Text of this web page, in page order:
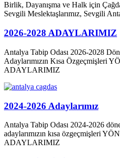
Birlik, Dayanışma ve Halk için
Sevgili Meslektaşlarımız, Sevgili
2026-2028 ADAYLARIMIZ
Antalya Tabip Odası 2026-2028
Adaylarımızın Kısa Özgeçmişleri
ADAYLARIMIZ
2024-2026 Adaylarımız
Antalya Tabip Odası 2024-2026
adaylarımızın kısa özgeçmişleri
ADAYLARIMIZ